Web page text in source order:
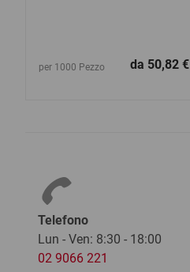
per 1000 Pezzo da 50,82 €
Telefono
Lun - Ven: 8:30 - 18:00
02 9066 221